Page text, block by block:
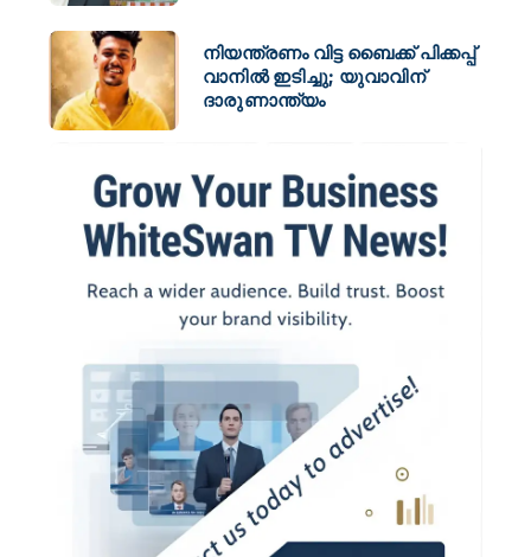
നിയന്ത്രണം വിട്ട ബൈക്ക് പിക്കപ്പ്
വാനിൽ ഇടിച്ചു; യുവാവിന്
ദാരുണാന്ത്യം